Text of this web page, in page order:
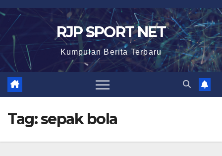
Skip
content
RJP SPORT NET
Kumpulan Berita Terbaru
Tag:sepak bola